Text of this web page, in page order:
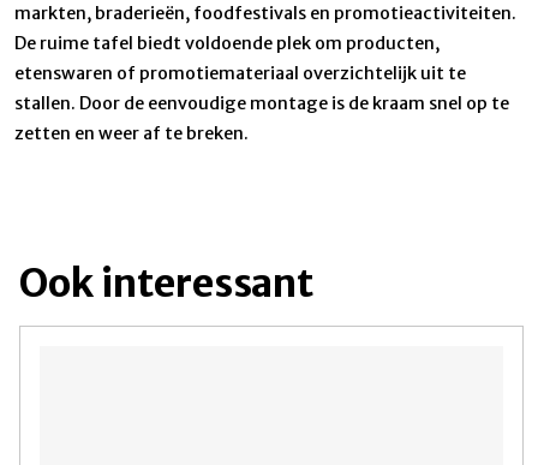
markten, braderieën, foodfestivals en promotieactiviteiten.
De ruime tafel biedt voldoende plek om producten,
etenswaren of promotiemateriaal overzichtelijk uit te
stallen. Door de eenvoudige montage is de kraam snel op te
zetten en weer af te breken.
Ook interessant